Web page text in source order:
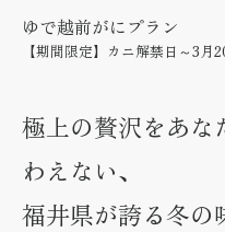
ゆで越前がにプラン
【期間限定】カニ解禁日～3月
極上の贅沢をあな
わえない、
福井県が誇る冬の